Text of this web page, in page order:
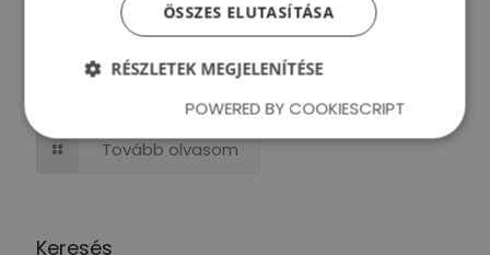
Új vezető vagy? Mit kezdj a régi
Tovább olvasom
Keresés
ÖSSZES ELUTASÍTÁSA
RÉSZLETEK MEGJELENÍTÉSE
POWERED BY COOKIESCRIPT